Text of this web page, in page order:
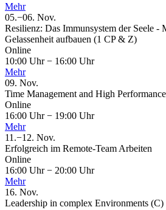
Mehr
05.−06. Nov.
Resilienz: Das Immunsystem der Seele -
Gelassenheit aufbauen (1 CP & Z)
Online
10:00 Uhr− 16:00 Uhr
Mehr
09. Nov.
Time Management and High
Online
16:00 Uhr− 19:00 Uhr
Mehr
11.−12. Nov.
Erfolgreich im Remote-Team Arbeiten
Online
16:00 Uhr− 20:00 Uhr
Mehr
16. Nov.
Leadership in complex Environments (C)